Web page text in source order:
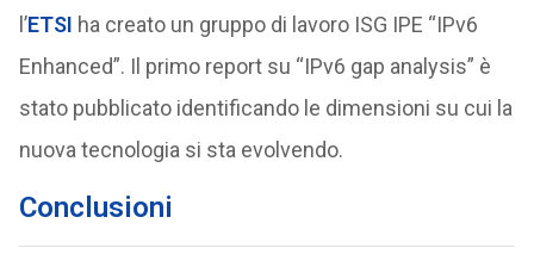
l’ETSI ha creato un gruppo di lavoro ISG IPE “IPv6
Enhanced”. Il primo report su “IPv6 gap analysis” è
stato pubblicato identificando le dimensioni su cui la
nuova tecnologia si sta evolvendo.
Conclusioni